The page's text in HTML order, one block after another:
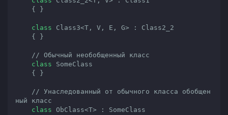
class Class3<T, V, E, G> : Class2_2
// Обычный необобщенный класс
class SomeClass
// Унаследованный от обычного класса обобщен
ный класс
class ObClass<T> : SomeClass